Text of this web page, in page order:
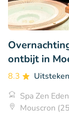
ontbijt in
8.3
Spa Zen Eden
Mouscron